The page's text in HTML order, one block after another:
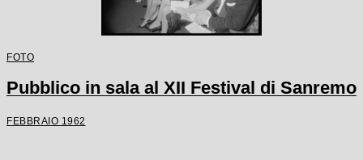
FOTO
Pubblico in sala al XII Festival di Sanremo
FEBBRAIO 1962